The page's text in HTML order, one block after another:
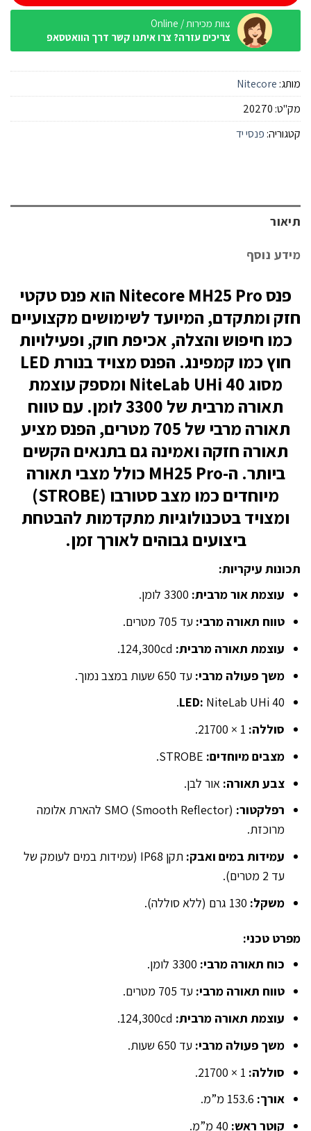
צוות מכירות / Online
צריכים עזרה? צרו איתנו קשר דרך הוואטסאפ
מותג: Nitecore
מק"ט: 20270
קטגוריה: פנסי יד
תיאור
מידע נוסף
פנס Nitecore MH25 Pro הוא פנס טקטי
חזק ומתקדם, המיועד לשימושים מקצועיים
כמו חיפוש והצלה, אכיפת חוק, ופעילויות
חוץ כמו קמפינג. הפנס מצויד בנורת LED
מסוג NiteLab UHi 40 ומספק עוצמת
תאורה מרבית של 3300 לומן. עם טווח
תאורה מרבי של 705 מטרים, הפנס מציע
תאורה חזקה ואמינה גם בתנאים הקשים
ביותר. ה-MH25 Pro כולל מצבי תאורה
מיוחדים כמו מצב סטורבו (STROBE)
ומצויד בטכנולוגיות מתקדמות להבטחת
ביצועים גבוהים לאורך זמן.
תכונות עיקריות:
עוצמת אור מרבית:
טווח תאורה מרבי: עד 705 מטרים.
עוצמת תאורה מרבית:
משך פעולה מרבי: עד 650 שעות במצב נמוך.
LED: NiteLab UHi 40.
סוללה:
מצבים מיוחדים:
צבע תאורה: אור לבן.
רפלקטור:
SMO (Smooth Reflector) להארת אלומה
מרוכזת.
עמידות במים ואבק:
תקן IP68 (עמידות במים לעומק של
עד 2 מטרים).
משקל:
מפרט טכני:
כוח תאורה מרבי:
טווח תאורה מרבי: עד 705 מטרים.
עוצמת תאורה מרבית:
משך פעולה מרבי: עד 650 שעות.
סוללה:
אורך:
קוטר ראש: